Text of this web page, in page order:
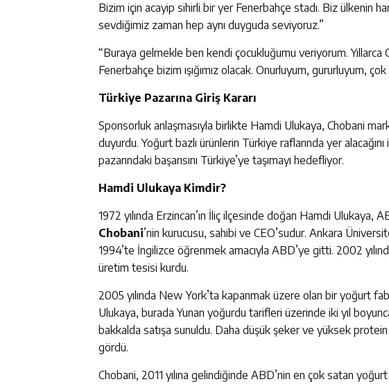
Bizim için acayip sihirli bir yer Fenerbahçe stadı. Biz ülkenin
sevdiğimiz zaman hep aynı duyguda seviyoruz.”
“Buraya gelmekle ben kendi çocukluğumu veriyorum.
Fenerbahçe bizim ışığımız olacak. Onurluyum, gururluyum,
Türkiye Pazarına Giriş Kararı
Sponsorluk anlaşmasıyla birlikte Hamdi Ulukaya, Chobani
duyurdu. Yoğurt bazlı ürünlerin Türkiye raflarında yer
pazarındaki başarısını Türkiye’ye taşımayı hedefliyor.
Hamdi Ulukaya Kimdir?
1972 yılında Erzincan’ın İliç ilçesinde doğan Hamdi Ulukaya,
Chobani’nin kurucusu, sahibi ve CEO’sudur. Ankara
1994’te İngilizce öğrenmek amacıyla ABD’ye gitti. 2002
üretim tesisi kurdu.
2005 yılında New York’ta kapanmak üzere olan bir yoğurt
Ulukaya, burada Yunan yoğurdu tarifleri üzerinde iki yıl
bakkalda satışa sunuldu. Daha düşük şeker ve yüksek
gördü.
Chobani, 2011 yılına gelindiğinde ABD’nin en çok satan